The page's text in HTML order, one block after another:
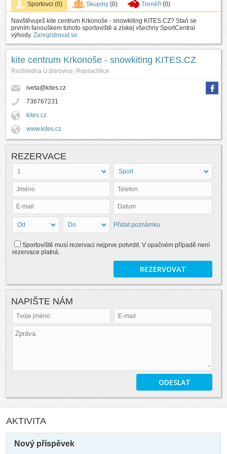
Sportovci (0) Skupiny (0) Trenéři (0)
Navštěvuješ kite centrum Krkonoše - snowkiting KITES.CZ? Staň se
prvním fanouškem tohoto sportoviště a získej všechny SportCentral
výhody. Zaregistrovat se
kite centrum Krkonoše - snowkiting KITES.CZ
Rozhledna U borovice, Roprachtice
iveta@kites.cz
736767231
kites.cz
www.kites.cz
REZERVACE
Přidat poznámku
Sportoviště musí rezervaci nejprve potvrdit. V opačném případě není
rezervace platná.
NAPIŠTE NÁM
AKTIVITA
Nový příspěvek